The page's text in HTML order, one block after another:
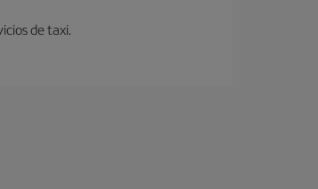
de taxi.